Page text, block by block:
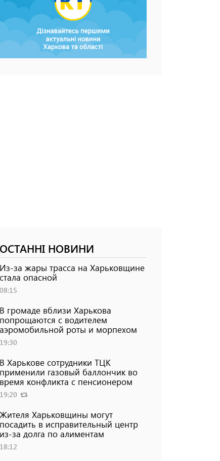
ОСТАННІ НОВИНИ
Из-за жары трасса на Харьковщине
стала опасной
08:15
В громаде вблизи Харькова
попрощаются с водителем
аэромобильной роты и морпехом
19:30
В Харькове сотрудники ТЦК
применили газовый баллончик во
время конфликта с пенсионером
19:20
Жителя Харьковщины могут
посадить в исправительный центр
из-за долга по алиментам
18:12